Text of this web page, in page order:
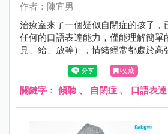
作者：陳宜男
治療室來了一個疑似自閉症的孩子，
任何的口語表達能力，僅能理解簡單
見、給、放等），情緒經常都處於高
他的活動不如他意時會更加躁動。
收藏
關鍵字： 傾聽 、 自閉症 、 口語表達